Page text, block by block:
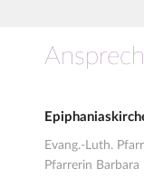
Evang.-Luth.
Pfarrerin Barbara